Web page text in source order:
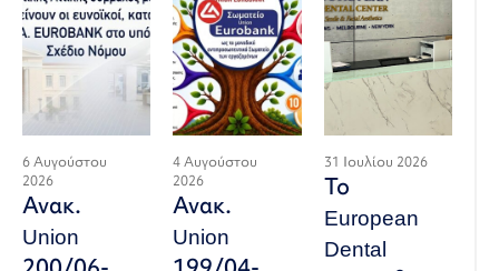
6 Αυγούστου
2026
Ανακ.
Union
4 Αυγούστου
2026
Ανακ.
Union
31 Ιουλίου 2026
Το
European
Dental